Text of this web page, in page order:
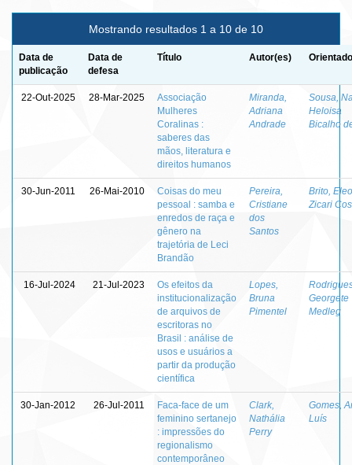
Mostrando resultados 1 a 10 de 10
Data de
publicação
Data de
defesa
Título Autor(es)
22-Out-2025 28-Mar-2025
Associação
Mulheres
Coralinas :
saberes das
mãos, literatura e
direitos humanos
Miranda,
Adriana
Andrade
Sousa,
Heloisa
Bicalho
30-Jun-2011 26-Mai-2010
Coisas do meu
pessoal : samba e
enredos de raça e
gênero na
trajetória de Leci
Brandão
Pereira,
Cristiane
dos
Santos
Brito,
Zicari
16-Jul-2024 21-Jul-2023
Os efeitos da
institucionalização
de arquivos de
escritoras no
Brasil : análise de
usos e usuários a
partir da produção
científica
Lopes,
Bruna
Pimentel
Georgete
Medleg
30-Jan-2012 26-Jul-2011
Faca-face de um
feminino sertanejo
: impressões do
regionalismo
contemporâneo
Clark,
Nathália
Perry
Gomes,
Luís